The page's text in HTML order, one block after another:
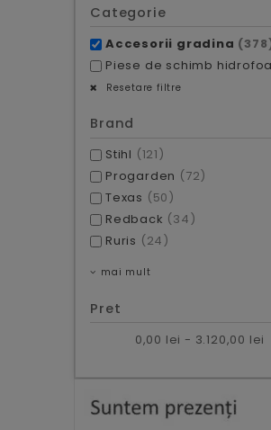
Categorie
Accesorii gradina
Piese de schimb
Resetare filtre
Brand
Stihl (121)
Progarden (72)
Texas (50)
Redback (34)
Ruris (24)
mai mult
Pret
0,00 lei - 3.120,00 lei